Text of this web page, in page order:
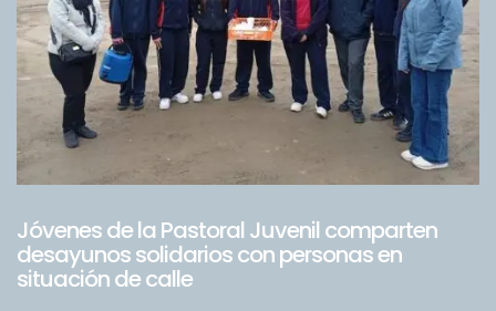
Jóvenes de la Pastoral Juvenil comparten
desayunos solidarios con personas en
situación de calle